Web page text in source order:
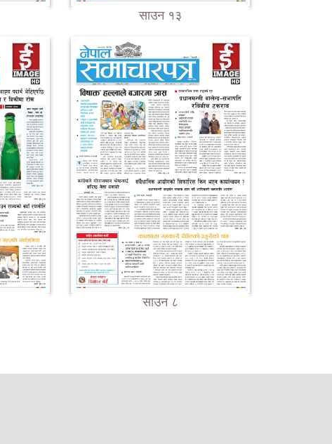
साउन १३
साउन ८